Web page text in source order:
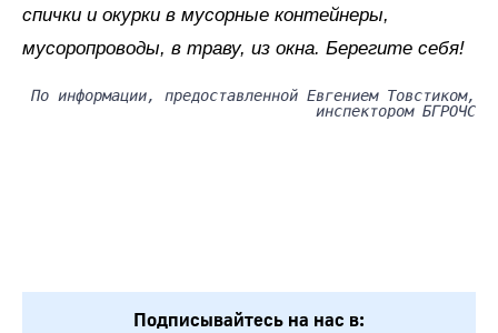
спички и окурки в мусорные контейнеры,
мусоропроводы, в траву, из окна. Берегите себя!
По информации, предоставленной Евгением Товстиком,
инспектором БГРОЧС
Подписывайтесь на нас в: